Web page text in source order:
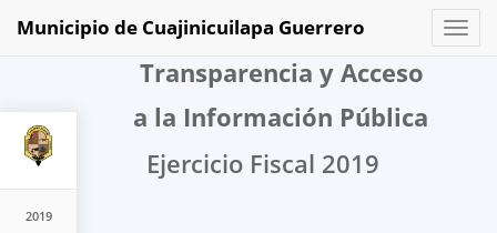
2019
Toggle
Municipio de Cuajinicuilapa Guerrero
Transparencia y Acceso
a la Información Pública
Ejercicio Fiscal 2019